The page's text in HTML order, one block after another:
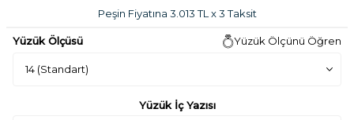
Peşin Fiyatına 3.013 TL x 3 Taksit
Yüzük Ölçüsü Yüzük Ölçünü Öğren
Yüzük İç Yazısı